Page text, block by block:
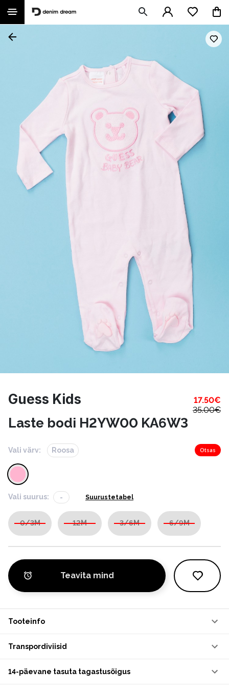
Guess Kids 17.50€
35.00€
Laste bodi H2YW00 KA6W3
Vali värv: Roosa Otsas
Vali suurus: - Suurustetabel
0/3M 12M 3/6M 6/9M
Teavita mind
Tooteinfo
Transpordiviisid
14-päevane tasuta tagastusõigus